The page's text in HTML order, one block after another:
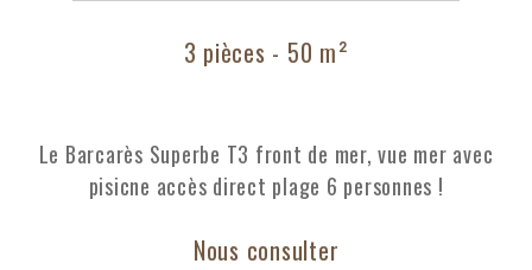
3 pièces - 50 m²
Le Barcarès Superbe T3 front de mer, vue mer avec
pisicne accès direct plage 6 personnes !
Nous consulter
COUPS DE COEUR EXCLUSIVITÉS